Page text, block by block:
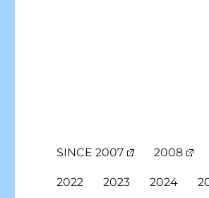
SINCE 2007 2008
2022 2023 2024